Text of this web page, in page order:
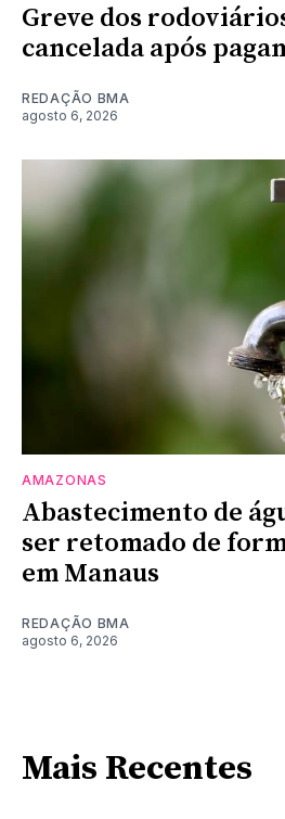
Greve dos
cancelada após
REDAÇÃO BMA
agosto 6, 2026
AMAZONAS
Abastecimento de
ser retomado de
em Manaus
REDAÇÃO BMA
agosto 6, 2026
Mais Recentes